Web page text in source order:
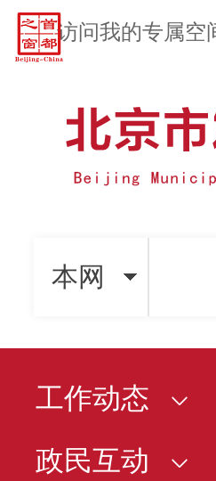
访问我的专属空
本网
工作动态
政民互动